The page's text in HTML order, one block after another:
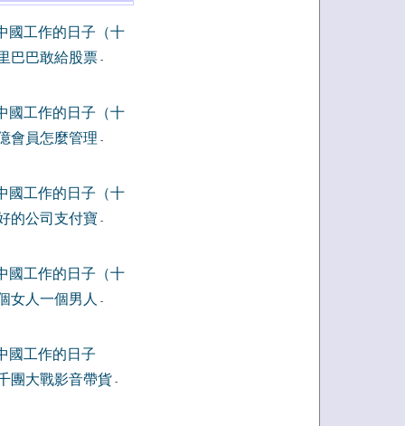
國工作的日子（十
巴巴敢給股票-
國工作的日子（十
會員怎麼管理 -
國工作的日子（十
的公司支付寶 -
國工作的日子（十
女人一個男人
-
國工作的日子
團大戰影音帶貨 -